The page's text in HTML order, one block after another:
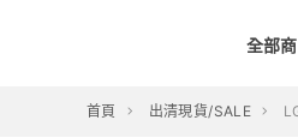
全部
首頁 出清現貨/SALE